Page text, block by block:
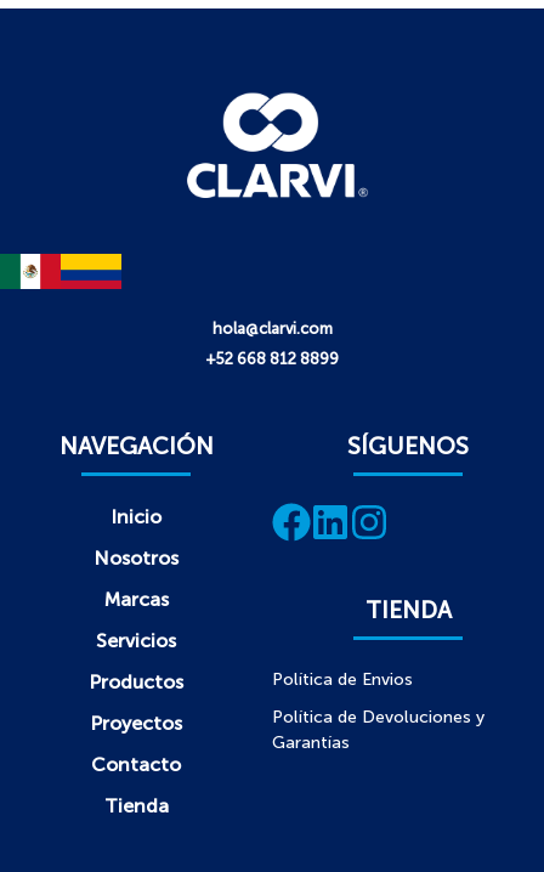
hola@clarvi.com
+52 668 812 8899
NAVEGACIÓN
Inicio
Nosotros
Marcas
Servicios
Productos
Proyectos
Contacto
Tienda
SÍGUENOS
TIENDA
Política de Envios
Política de Devoluciones y
Garantías